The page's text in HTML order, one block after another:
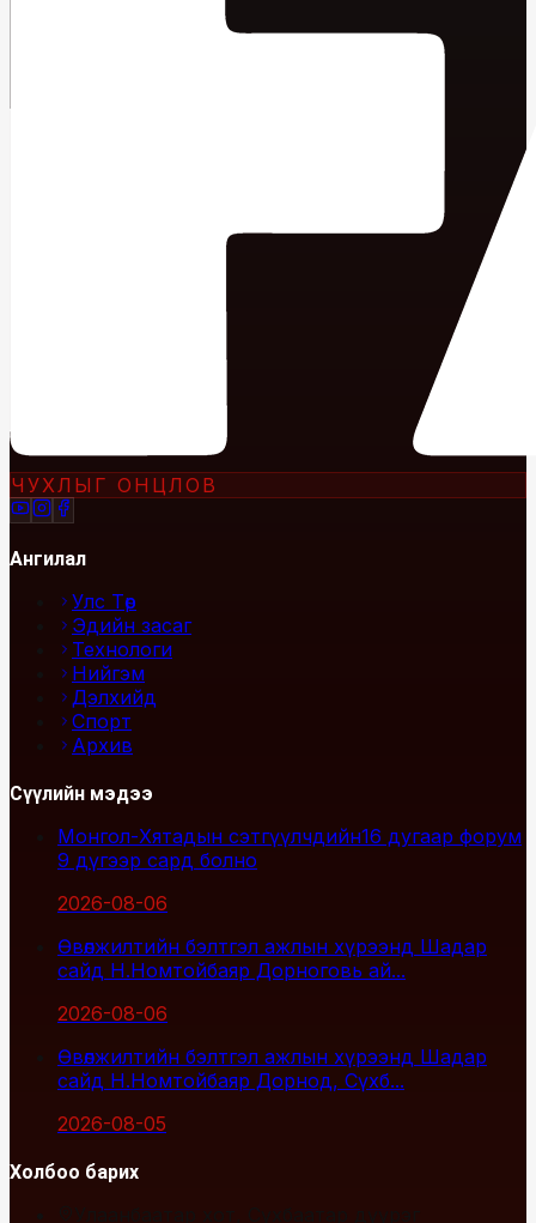
ЧУХЛЫГ ОНЦЛОВ
Ангилал
Улс Төр
Эдийн засаг
Технологи
Нийгэм
Дэлхийд
Спорт
Архив
Сүүлийн мэдээ
Монгол-Хятадын сэтгүүлчдийн16 дугаар форум
9 дүгээр сард болно
2026-08-06
Өвөлжилтийн бэлтгэл ажлын хүрээнд Шадар
сайд Н.Номтойбаяр Дорноговь ай...
2026-08-06
Өвөлжилтийн бэлтгэл ажлын хүрээнд Шадар
сайд Н.Номтойбаяр Дорнод, Сүхб...
2026-08-05
Холбоо барих